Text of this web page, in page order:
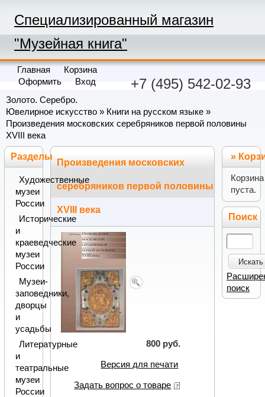
Специализированный магазин
"Музейная книга"
+7 (495) 542-02-93
Главная
Корзина
Оформить
Вход
Золото. Серебро.
Ювелирное искусство » Книги на русском языке »
Произведения московских серебряников первой половины
XVIII века
Произведения московских
серебряников первой половины
XVIII века
800 руб.
Версия для печати
Задать вопрос о товаре
Разделы
Художественные
музеи
России
Исторические
и
краеведческие
музеи
России
Музеи-
заповедники,
дворцы
и
усадьбы
Литературные
и
театральные
музеи
России
»
Корзина
пуста.
Поиск
Искать
поиск